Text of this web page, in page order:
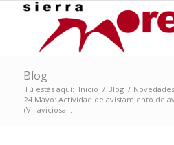
Blog
Tú estás aquí: Inicio / Blog / Novedades
24 Mayo: Actividad de avistamiento de
(Villaviciosa...